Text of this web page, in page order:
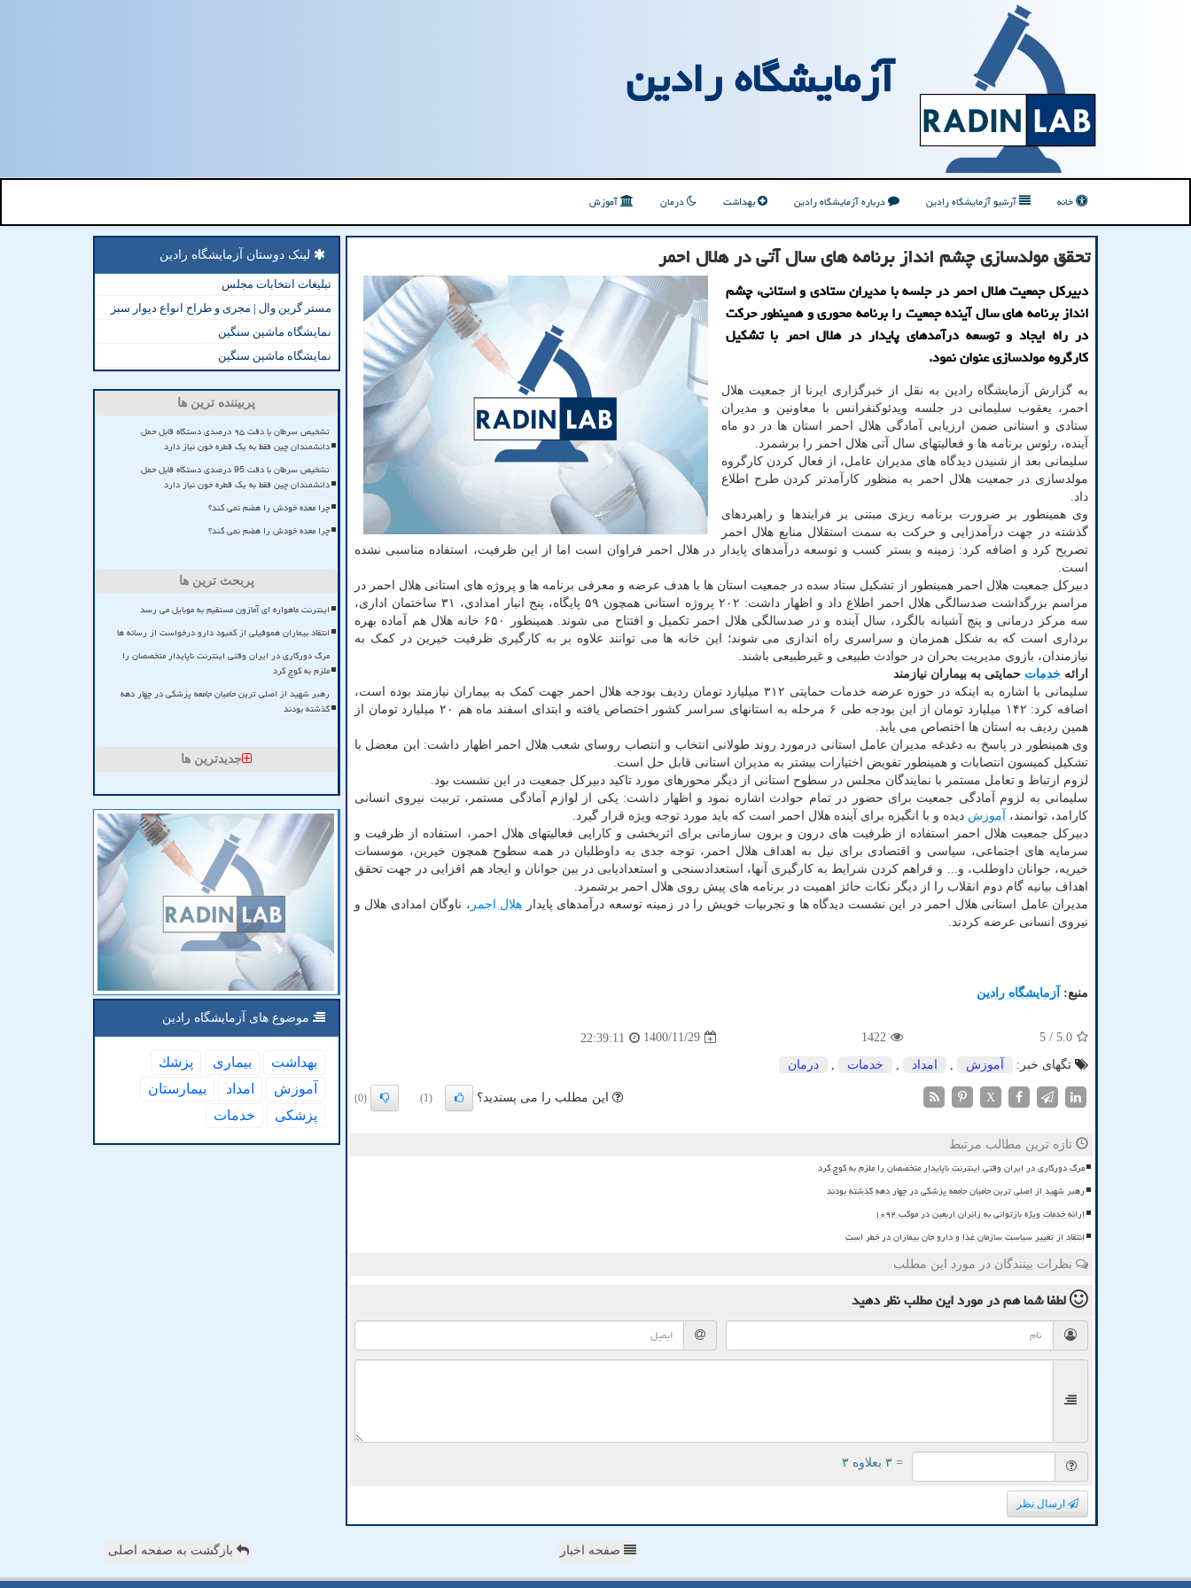
آزمایشگاه رادین
خانه آرشیو آزمایشگاه رادین درباره آزمایشگاه رادین بهداشت درمان آموزش
تحقق مولدسازی چشم انداز برنامه های سال آتی در هلال احمر
دبیرکل جمعیت هلال احمر در جلسه با مدیران ستادی و استانی، چشم
انداز برنامه های سال آینده جمعیت را برنامه محوری و همینطور حرکت
در راه ایجاد و توسعه درآمدهای پایدار در هلال احمر با تشکیل
کارگروه مولدسازی عنوان نمود.
به گزارش آزمایشگاه رادین به نقل از خبرگزاری ایرنا از جمعیت هلال
احمر، یعقوب سلیمانی در جلسه ویدئوکنفرانس با معاونین و مدیران
ستادی و استانی ضمن ارزیابی آمادگی هلال احمر استان ها در دو ماه
آینده، رئوس برنامه ها و فعالیتهای سال آتی هلال احمر را برشمرد.
سلیمانی بعد از شنیدن دیدگاه های مدیران عامل، از فعال کردن کارگروه
مولدسازی در جمعیت هلال احمر به منظور کارآمدتر کردن طرح اطلاع
داد.
وی همینطور بر ضرورت برنامه ریزی مبتنی بر فرایندها و راهبردهای
گذشته در جهت درآمدزایی و حرکت به سمت استقلال منابع هلال احمر
تصریح کرد و اضافه کرد: زمینه و بستر کسب و توسعه درآمدهای پایدار در هلال احمر فراوان است اما از این ظرفیت، استفاده مناسبی نشده
است.
دبیرکل جمعیت هلال احمر همینطور از تشکیل ستاد سده در جمعیت استان ها با هدف عرضه و معرفی برنامه ها و پروژه های استانی هلال احمر در
مراسم بزرگداشت صدسالگی هلال احمر اطلاع داد و اظهار داشت: ۲۰۲ پروژه استانی همچون ۵۹ پایگاه، پنج انبار امدادی، ۳۱ ساختمان اداری،
سه مرکز درمانی و پنج آشیانه بالگرد، سال آینده و در صدسالگی هلال احمر تکمیل و افتتاح می شوند. همینطور ۶۵۰ خانه هلال هم آماده بهره
برداری است که به شکل همزمان و سراسری راه اندازی می شوند؛ این خانه ها می توانند علاوه بر به کارگیری ظرفیت خیرین در کمک به
نیازمندان، بازوی مدیریت بحران در حوادث طبیعی و غیرطبیعی باشند.
ارائه خدمات حمایتی به بیماران نیازمند
سلیمانی با اشاره به اینکه در حوزه عرضه خدمات حمایتی ۳۱۲ میلیارد تومان ردیف بودجه هلال احمر جهت کمک به بیماران نیازمند بوده است،
اضافه کرد: ۱۴۲ میلیارد تومان از این بودجه طی ۶ مرحله به استانهای سراسر کشور اختصاص یافته و ابتدای اسفند ماه هم ۲۰ میلیارد تومان از
همین ردیف به استان ها اختصاص می یابد.
وی همینطور در پاسخ به دغدغه مدیران عامل استانی درمورد روند طولانی انتخاب و انتصاب روسای شعب هلال احمر اظهار داشت: این معضل با
تشکیل کمیسون انتصابات و همینطور تفویض اختیارات بیشتر به مدیران استانی قابل حل است.
لزوم ارتباط و تعامل مستمر با نمایندگان مجلس در سطوح استانی از دیگر محورهای مورد تاکید دبیرکل جمعیت در این نشست بود.
سلیمانی به لزوم آمادگی جمعیت برای حضور در تمام حوادث اشاره نمود و اظهار داشت: یکی از لوازم آمادگی مستمر، تربیت نیروی انسانی
کارامد، توانمند،
آموزش دیده و با انگیزه برای آینده هلال احمر است که باید مورد توجه ویژه قرار گیرد.
دبیرکل جمعیت هلال احمر استفاده از ظرفیت های درون و برون سازمانی برای اثربخشی و کارایی فعالیتهای هلال احمر، استفاده از ظرفیت و
سرمایه های اجتماعی، سیاسی و اقتصادی برای نیل به اهداف هلال احمر، توجه جدی به داوطلبان در همه سطوح همچون خیرین، موسسات
خیریه، جوانان داوطلب، و... و فراهم کردن شرایط به کارگیری آنها، استعدادسنجی و استعدادیابی در بین جوانان و ایجاد هم افزایی در جهت تحقق
اهداف بیانیه گام دوم انقلاب را از دیگر نکات حائز اهمیت در برنامه های پیش روی هلال احمر برشمرد.
مدیران عامل استانی هلال احمر در این نشست دیدگاه ها و تجربیات خویش را در زمینه توسعه درآمدهای پایدار هلال احمر ، ناوگان امدادی هلال و
نیروی انسانی عرضه کردند.
منبع: آزمایشگاه رادین
5.0
/ 5
1422
1400/11/29
22:39:11
تگهای خبر:
آموزش امداد خدمات درمان
X این مطلب را می پسندید؟ (1)
(0)
تازه ترین مطالب مرتبط
مرگ دورکاری در ایران وقتی اینترنت ناپایدار متخصصان را ملزم به کوچ کرد
رهبر شهید از اصلی ترین حامیان جامعه پزشکی در چهار دهه گذشته بودند
ارائه خدمات ویژه بازتوانی به زائران اربعین در موکب ۱۰۹۲
انتقاد از تغییر سیاست سازمان غذا و دارو جان بیماران در خطر است
نظرات بینندگان در مورد این مطلب
لطفا شما همدر مورد این مطلبنظر دهید
= ۳ بعلاوه ۳
ارسال نظر
لینک دوستان آزمایشگاه رادین
تبلیغات انتخابات مجلس
مستر گرین وال | مجری و طراح انواع دیوار سبز
نمایشگاه ماشین سنگین
نمایشگاه ماشین سنگین
پربیننده ترین ها
تشخیص سرطان با دقت ۹۵ درصدی دستگاه قابل حمل
دانشمندان چین فقط به یک قطره خون نیاز دارد
تشخیص سرطان با دقت 95 درصدی دستگاه قابل حمل
دانشمندان چین فقط به یک قطره خون نیاز دارد
چرا معده خودش را هضم نمی کند؟
چرا معده خودش را هضم نمی کند؟
پربحث ترین ها
اینترنت ماهواره ای آمازون مستقیم به موبایل می رسد
انتقاد بیماران هموفیلی از کمبود دارو درخواست از رسانه ها
مرگ دورکاری در ایران وقتی اینترنت ناپایدار متخصصان را
ملزم به کوچ کرد
رهبر شهید از اصلی ترین حامیان جامعه پزشکی در چهار دهه
گذشته بودند
جدیدترین ها
موضوع های آزمایشگاه رادین
بهداشت بیماری
پزشك
آموزش
امداد
بیمارستان
پزشكی
خدمات
صفحه اخبار بازگشت به صفحه اصلی